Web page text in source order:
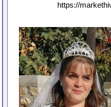
https://